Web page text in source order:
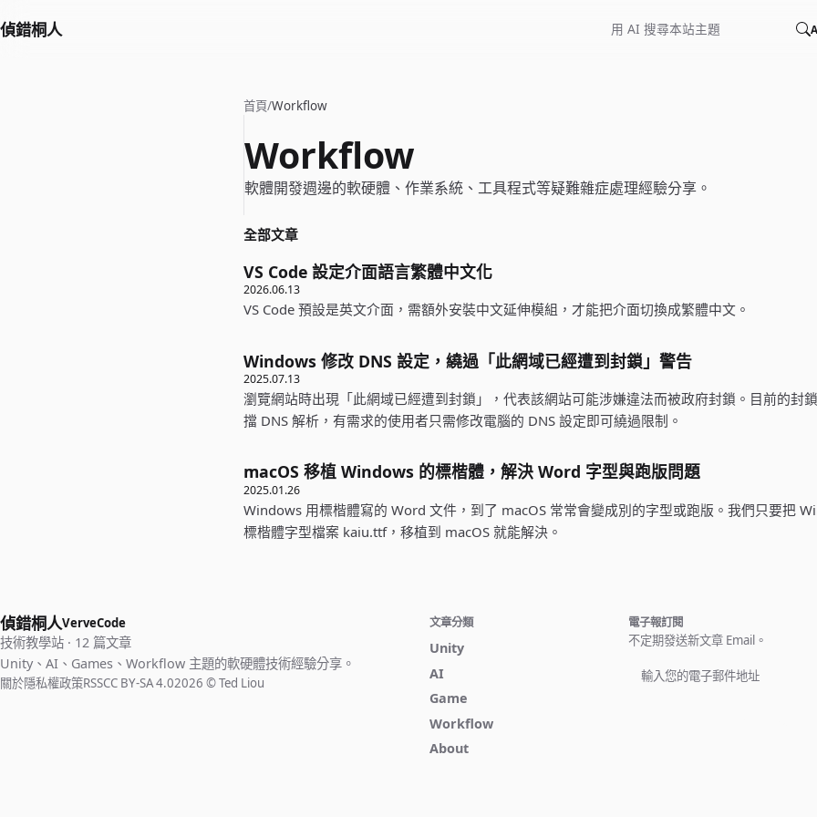
偵錯桐人
首頁/Workflow
Workflow
軟體開發週邊的軟硬體、作業系統、工具程式等疑難雜症處理經驗分享。
全部文章
VS Code 設定介面語言繁體中文化
2026.06.13
VS Code 預設是英文介面，需額外安裝中文延伸模組，才能把介面切換成繁體中文。
Windows 修改 DNS 設定，繞過「此網域已經遭到封鎖」警告
2025.07.13
瀏覽網站時出現「此網域已經遭到封鎖」，代表該網站可能涉嫌違法而被政府封鎖。目前的封
擋 DNS 解析，有需求的使用者只需修改電腦的 DNS 設定即可繞過限制。
macOS 移植 Windows 的標楷體，解決 Word 字型與跑版問題
2025.01.26
Windows 用標楷體寫的 Word 文件，到了 macOS 常常會變成別的字型或跑版。我們只要把
標楷體字型檔案 kaiu.ttf，移植到 macOS 就能解決。
偵錯桐人VerveCode
技術教學站 · 12 篇文章
Unity、AI、Games、Workflow 主題的軟硬體技術經驗分享。
關於隱私權政策RSSCC BY-SA 4.02026 © Ted Liou
文章分類
Unity
AI
Game
Workflow
About
電子報訂閱
不定期發送新文章 Email。